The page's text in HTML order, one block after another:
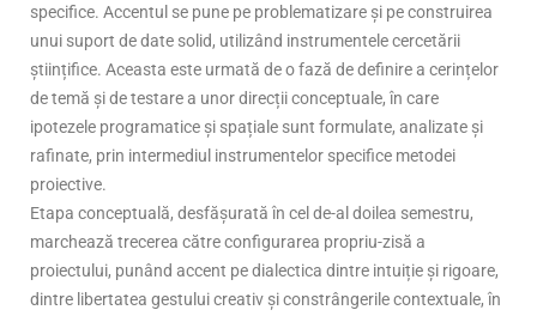
specifice. Accentul se pune pe problematizare și pe construirea
unui suport de date solid, utilizând instrumentele cercetării
științifice. Aceasta este urmată de o fază de definire a cerințelor
de temă și de testare a unor direcții conceptuale, în care
ipotezele programatice și spațiale sunt formulate, analizate și
rafinate, prin intermediul instrumentelor specifice metodei
proiective.
Etapa conceptuală, desfășurată în cel de-al doilea semestru,
marchează trecerea către configurarea propriu-zisă a
proiectului, punând accent pe dialectica dintre intuiție și rigoare,
dintre libertatea gestului creativ și constrângerile contextuale, în